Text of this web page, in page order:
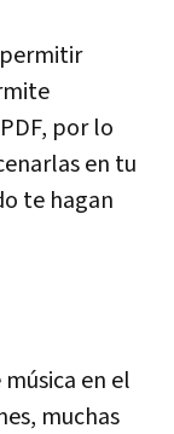
por lo
en tu
te hagan
en el
muchas